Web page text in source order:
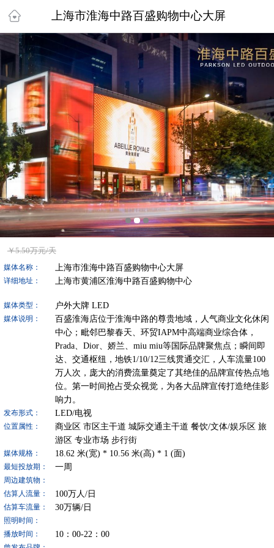
上海市淮海中路百盛购物中心大屏
￥5.50万元/天
媒体名称： 上海市淮海中路百盛购物中心大屏
详细地址： 上海市黄浦区淮海中路百盛购物中心
媒体类型： 户外大牌 LED
媒体说明：
百盛淮海店位于淮海中路的尊贵地域，人气商业文化休闲
中心；毗邻巴黎春天、环贸IAPM中高端商业综合体，
Prada、Dior、娇兰、miu miu等国际品牌聚焦点；瞬间即
达、交通枢纽，地铁1/10/12三线贯通交汇，人车流量100
万人次，庞大的消费流量奠定了其绝佳的品牌宣传热点地
位。第一时间抢占受众视觉，为各大品牌宣传打造绝佳影
响力。
发布形式： LED/电视
位置属性： 商业区 市区主干道 城际交通主干道 餐饮/文体/娱乐区 旅
游区 专业市场 步行街
媒体规格： 18.62 米(宽) * 10.56米(高) * 1 (面)
最短投放期： 一周
周边建筑物：
估算人流量：
100万人/日
估算车流量： 30万辆/日
照明时间：
播放时间：
10：00-22：00